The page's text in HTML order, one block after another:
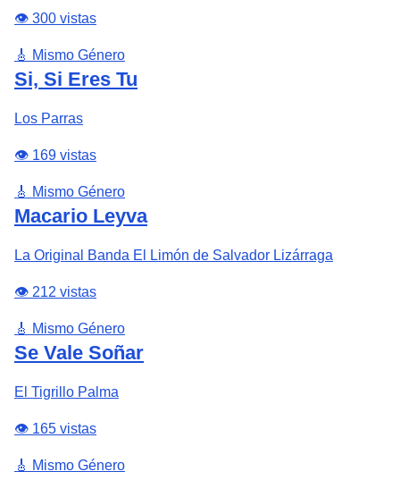
👁️ 300 vistas
🎸 Mismo Género
Si, Si Eres Tu
Los Parras
👁️ 169 vistas
🎸 Mismo Género
Macario Leyva
La Original Banda El Limón de Salvador Lizárraga
👁️ 212 vistas
🎸 Mismo Género
Se Vale Soñar
El Tigrillo Palma
👁️ 165 vistas
🎸 Mismo Género